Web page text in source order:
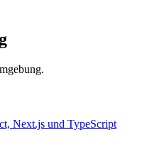
Next.js und TypeScript